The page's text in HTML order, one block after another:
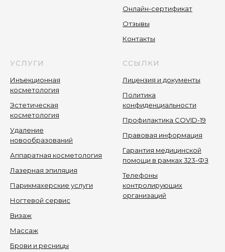
Онлайн-сертификат
Отзывы
Контакты
УСЛУГИ
Инъекционная
косметология
Эстетическая
косметология
Удаление
новообразований
Аппаратная косметология
Лазерная эпиляция
Парикмахерские услуги
Ногтевой сервис
Визаж
Массаж
Брови и ресницы
ССЫЛКИ
Лицензия и документы
Политика
конфиденциальности
Профилактика COVID-19
Правовая информация
Гарантия медицинской
помощи в рамках 323-ФЗ
Телефоны
контролирующих
организаций